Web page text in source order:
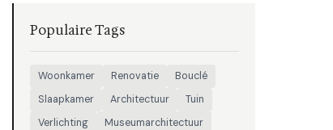
Populaire Tags
Woonkamer Renovatie
Bouclé
Slaapkamer
Architectuur
Tuin
Verlichting
Museumarchitectuur